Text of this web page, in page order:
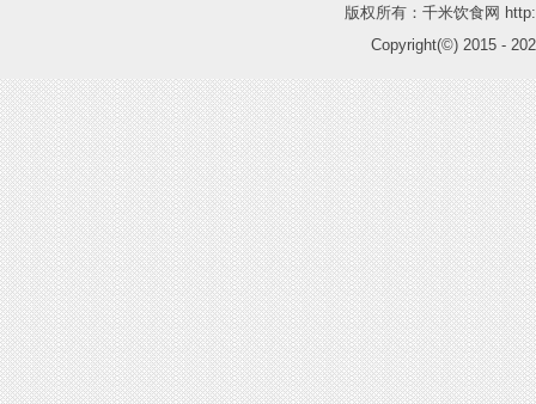
版权所有：千米饮食网
Copyright(©) 2015 -